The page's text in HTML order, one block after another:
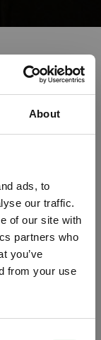
About
ads, to
our traffic.
of our site with
partners who
you’ve
from your use